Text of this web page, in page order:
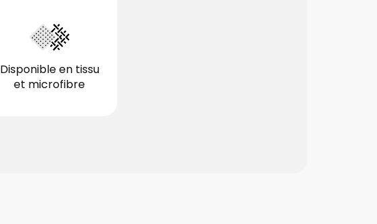
Disponible en tissu
et microfibre